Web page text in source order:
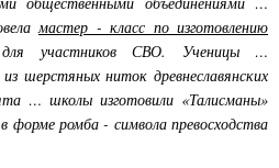
мастер - класс по изготовлению
участников СВО. Ученицы …
шерстяных ниток древнеславянских
… школы изготовили «Талисманы»
форме ромба - символа превосходства